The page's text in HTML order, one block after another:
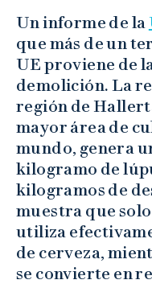
Un informe de la
que más de un
UE proviene de
demolición. La
región de
mayor área de
mundo, genera
kilogramo de
kilogramos de
muestra que solo
utiliza
de cerveza,
se convierte en